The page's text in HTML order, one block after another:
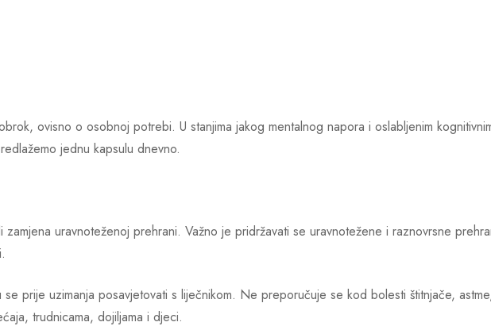
ovisno o osobnoj potrebi. U stanjima jakog mentalnog napora i oslabljenim
jednu kapsulu dnevno.
zamjena uravnoteženoj prehrani. Važno je pridržavati se uravnotežene i raznovrsne
prije uzimanja posavjetovati s liječnikom. Ne preporučuje se kod bolesti štitnjače,
trudnicama, dojiljama i djeci.